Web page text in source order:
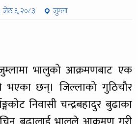
जेठ ६, २०८३
जुम्ला
भालुको आक्रमणबाट एक
भएका छन्। जिल्लाको गुठिचौर
निवासी चन्द्रबहादुर बुढाका